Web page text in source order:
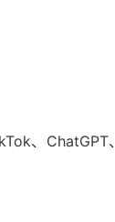
、ChatGPT、